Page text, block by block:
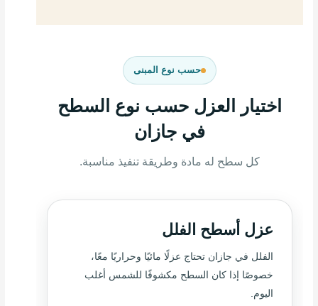
حسب نوع المبنى
اختيار العزل حسب نوع السطح
في جازان
كل سطح له مادة وطريقة تنفيذ مناسبة.
عزل أسطح الفلل
الفلل في جازان تحتاج عزلًا مائيًا وحراريًا معًا،
خصوصًا إذا كان السطح مكشوفًا للشمس أغلب
اليوم.